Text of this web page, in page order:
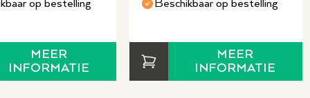
Je kunt dan natuurlijk
de piano en je kunt de
van jouw
De Silent functie is ook
op bestelling
MEER
INFORMATIE
Beschikbaar op bestelling
MEER
INFORMATIE